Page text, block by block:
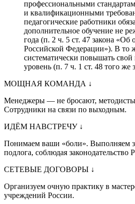
профессиональными
и квалификационными
педагогические работники
дополнительное обучение не
года (п. 2 ч. 5 ст. 47 закона «Об
Российской Федерации»). В то
систематически повышать
уровень (п. 7 ч. 1 ст. 48 того же
МОЩНАЯ КОМАНДА ↓
Менеджеры — не бросают, методисты
Сотрудники на связи по выходным.
ИДЁМ НАВСТРЕЧУ ↓
Понимаем ваши «боли». Выполняем
подлога, соблюдая законодательство
СЕТЕВЫЕ ДОГОВОРЫ ↓
Организуем очную практику в
учреждений России.